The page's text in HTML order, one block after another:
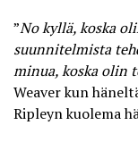
”No kyllä, koska
suunnitelmista
minua, koska olin
Weaver kun
Ripleyn kuolema